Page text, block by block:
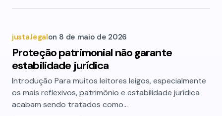
justa.legalon 8 de maio de 2026
Proteção patrimonial não garante
estabilidade jurídica
Introdução Para muitos leitores leigos, especialmente
os mais reflexivos, patrimônio e estabilidade jurídica
acabam sendo tratados como…